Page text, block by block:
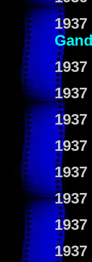
1937
1937
1937
1937
1937
1937
1937
1937
1937